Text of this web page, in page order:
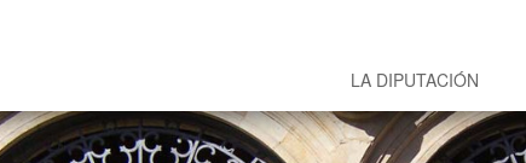
LA DIPUTACIÓN